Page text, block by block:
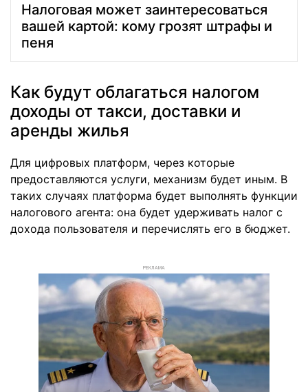
Налоговая может заинтересоваться
вашей картой: кому грозят штрафы и
пеня
Как будут облагаться налогом
доходы от такси, доставки и
аренды жилья
Для цифровых платформ, через которые
предоставляются услуги, механизм будет иным. В
таких случаях платформа будет выполнять функции
налогового агента: она будет удерживать налог с
дохода пользователя и перечислять его в бюджет.
РЕКЛАМА